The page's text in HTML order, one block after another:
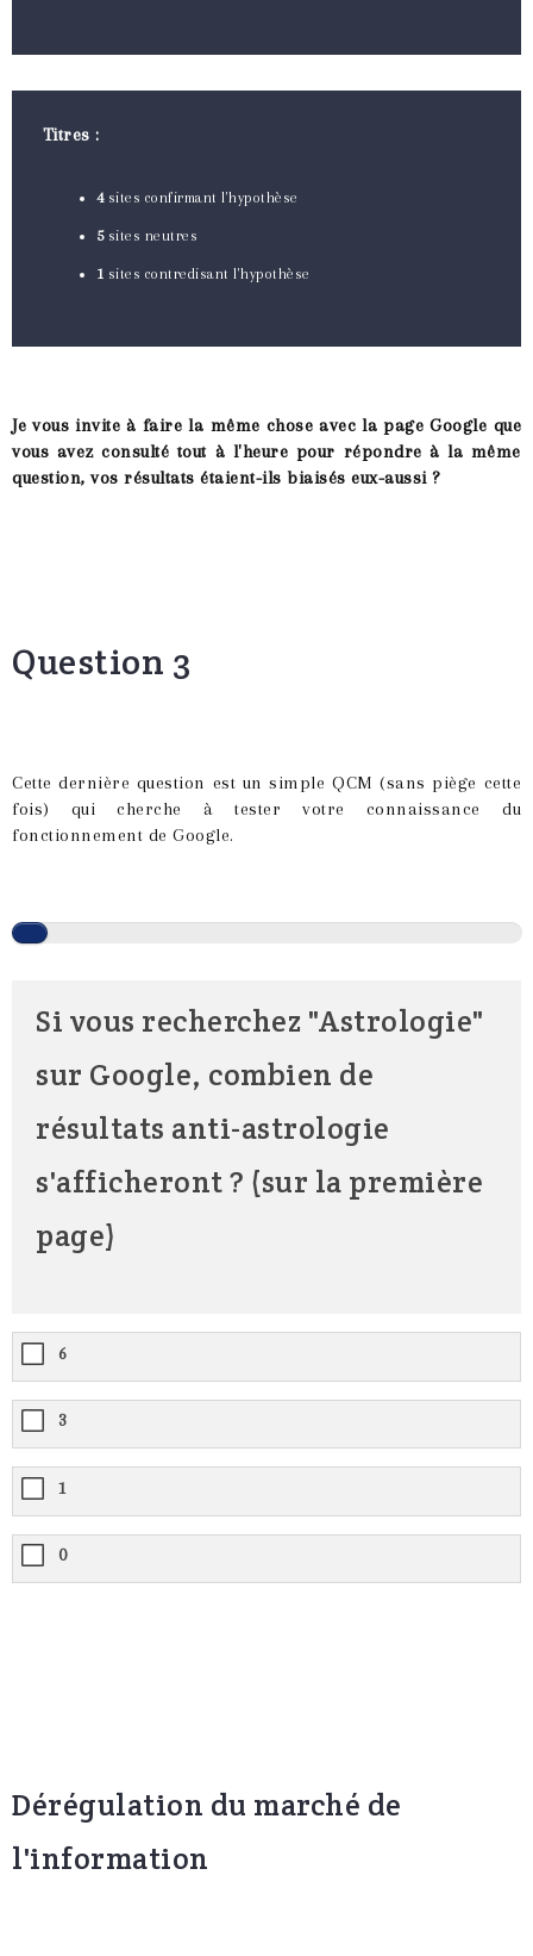
Titres :
4sites confirmant l'hypothèse
5sites neutres
1 sites contredisant l'hypothèse
Je vous invite à faire la même chose avec la page Google que
vous avez consulté tout à l'heure pour répondre à la même
question, vos résultats étaient-ils biaisés eux-aussi ?
Question 3
Cette dernière question est un simple QCM (sans piège cette
fois) qui cherche à tester votre connaissance du
fonctionnement de Google.
Si vous recherchez "Astrologie"
sur Google, combien de
résultats anti-astrologie
s'afficheront ? (sur la première
page)
6
3
1
0
Dérégulation du marché de
l'information